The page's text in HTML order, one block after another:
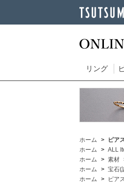
リング
ホーム
ピア
ホーム
ALL
ホーム
素材
ホーム
宝石(
ホーム
ピア